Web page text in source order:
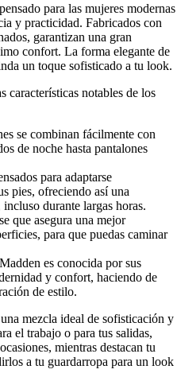
para las mujeres modernas
y practicidad. Fabricados con
garantizan una gran
confort. La forma elegante de
un toque sofisticado a tu look.
características notables de los
se combinan fácilmente con
de noche hasta pantalones
para adaptarse
pies, ofreciendo así una
durante largas horas.
que asegura una mejor
para que puedas caminar
es conocida por sus
y confort, haciendo de
de estilo.
mezcla ideal de sofisticación y
el trabajo o para tus salidas,
mientras destacan tu
a tu guardarropa para un look